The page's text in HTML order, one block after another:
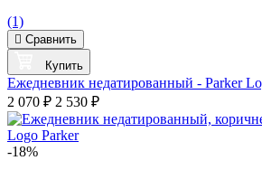
(1)
Сравнить
Купить
Ежедневник недатированный - Parker
2 070 ₽ 2 530 ₽
-18%